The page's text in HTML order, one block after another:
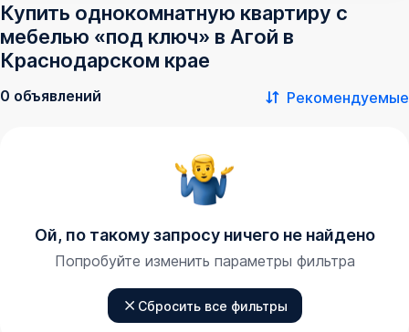
Купить однокомнатную квартиру с
мебелью «под ключ» в Агой в
Краснодарском крае
0 объявлений Рекомендуемые
Ой, по такому запросу ничего не найдено
Попробуйте изменить параметры фильтра
Сбросить все фильтры